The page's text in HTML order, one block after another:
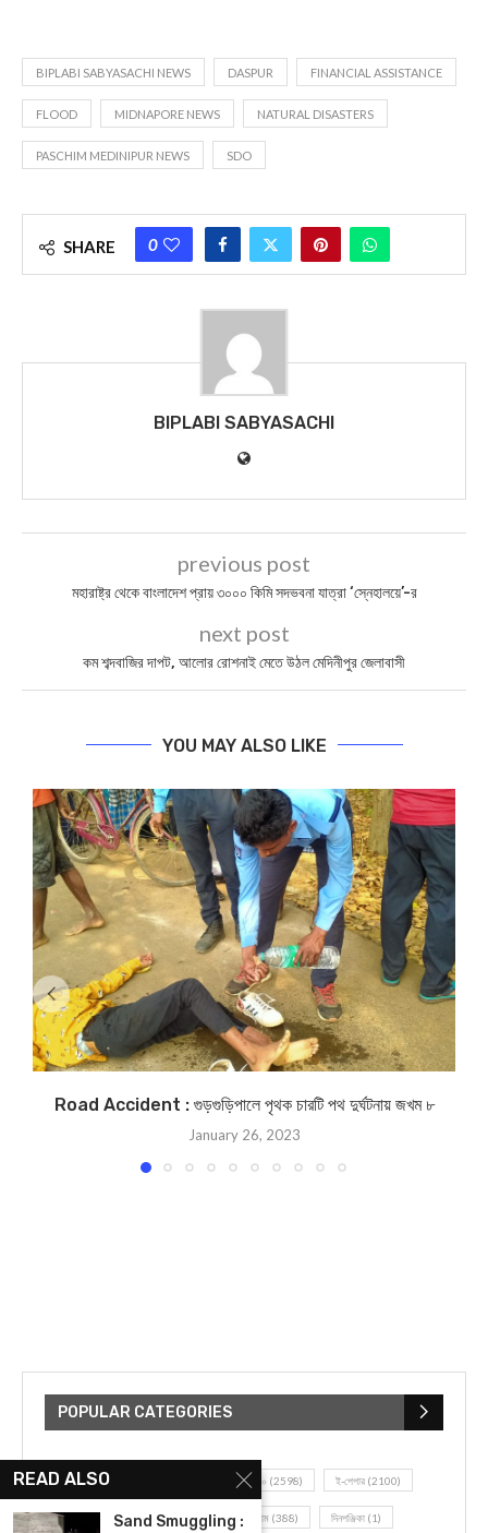
BIPLABI SABYASACHI NEWS DASPUR FINANCIAL ASSISTANCE
FLOOD MIDNAPORE NEWS NATURAL DISASTERS
PASCHIM MEDINIPUR NEWS SDO
SHARE 0
BIPLABI SABYASACHI
previous post
মহারাষ্ট্র থেকে বাংলাদেশ প্রায় ৩০০০ কিমি সদভবনা যাত্রা ‘স্নেহালয়ে’-র
next post
কম শব্দবাজির দাপট, আলোর রোশনাই মেতে উঠল মেদিনীপুর জেলাবাসী
YOU MAY ALSO LIKE
Road Accident : গুড়গুড়িপালে পৃথক চারটি পথ দুর্ঘটনায় জখম ৮
January 26, 2023
POPULAR CATEGORIES
UNCATEGORIZED আজকের সেরা ১০ (2598) ই-পেপার (2100)
খেলাধূলো জেলার খবর(602) ঝাড়গ্রাম (388) দিনপঞ্জিকা (1)
READ ALSO
Sand Smuggling :